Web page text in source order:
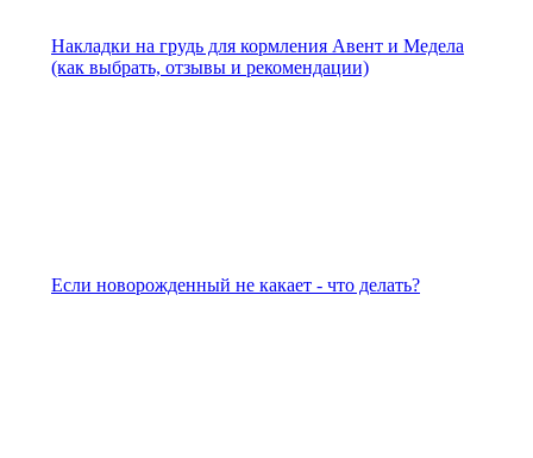
Накладки на грудь для кормления Авент и Медела
(как выбрать, отзывы и рекомендации)
Если новорожденный не какает - что делать?